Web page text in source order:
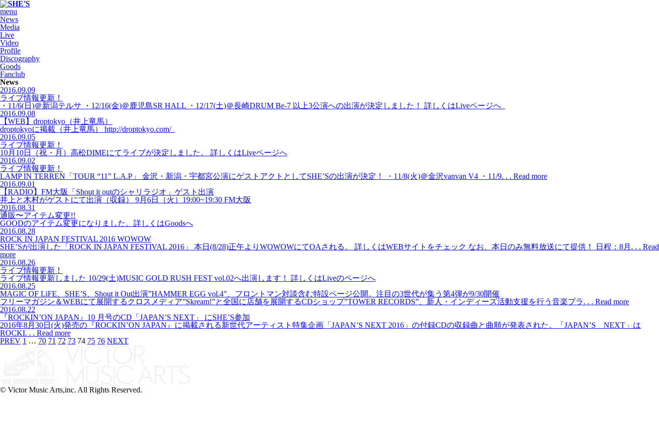
menu
News
Media
Live
Video
Profile
Discography
Goods
Fanclub
News
2016.09.09
ライブ情報更新！
・11/6(日)＠新潟テルサ ・12/16(金)＠鹿児島SR HALL ・12/17(土)＠長崎DRUM Be-7 以上3公演への出演が決定しました！ 詳しくはLiveページへ
2016.09.08
【WEB】droptokyo（井上竜馬）
droptokyoに掲載（井上竜馬） http://droptokyo.com/
2016.09.05
ライブ情報更新！
10月10日（祝・月）高松DIMEにてライブが決定しました。 詳しくはLiveページへ
2016.09.02
ライブ情報更新！
LAMP IN TERREN「TOUR “11” L.A.P」 金沢・新潟・宇都宮公演にゲストアクトとしてSHE’Sの出演が決定！ ・11/8(火)＠金沢vanvan V4 ・11/9. . . Read more
2016.09.01
【RADIO】FM大阪「Shout it outのシャリラジオ」ゲスト出演
井上と木村がゲストにて出演（収録） 9月6日（火）19:00~19:30 FM大阪
2016.08.31
通販〜アイテム変更!!
GOODのアイテム変更になりました。詳しくはGoodsへ
2016.08.28
ROCK IN JAPAN FESTIVAL 2016 WOWOW
SHE’Sが出演した「ROCK IN JAPAN FESTIVAL 2016」 本日(8/28)正午よりWOWOWにてOAされる。 詳しくはWEBサイトをチェック なお、本日のみ無料放送にて提供！ 日程：8月. . . Read
more
2016.08.26
ライブ情報更新！
ライブ情報更新しました 10/29(土)MUSIC GOLD RUSH FEST vol.02へ出演します！ 詳しくはLiveのページへ
2016.08.25
MAGIC OF LiFE、SHE’S、Shout it Out出演”HAMMER EGG vol.4″、フロントマン対談含む特設ページ公開。注目の3世代が集う第4弾が9/30開催
フリーマガジン＆WEBにて展開するクロスメディア”Skream!”と全国に店舗を展開するCDショップ”TOWER RECORDS”、新人・インディーズ活動支援を行う音楽プラ. . . Read more
2016.08.22
『ROCKIN’ON JAPAN』10 月号のCD「JAPAN’S NEXT」 にSHE’S参加
2016年8月30日(火)発売の『ROCKIN’ON JAPAN』に掲載される新世代アーティスト特集企画「JAPAN’S NEXT 2016」の付録CDの収録曲と曲順が発表された。「JAPAN’S NEXT」は
ROCKI. . . Read more
PREV 1 … 70 71 72 73 74 75 76 NEXT
© Victor Music Arts,inc. All Rights Reserved.